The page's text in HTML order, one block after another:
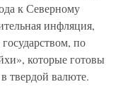
к Северному
инфляция,
по
которые готовы
твердой валюте.